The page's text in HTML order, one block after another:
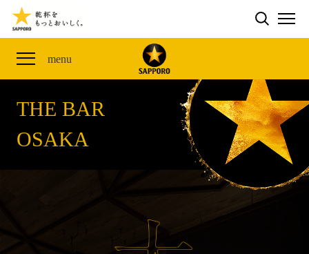
検索する
menu
THE PERFECT 黒ラベル WAGON 出展FES
THE PERFECT 黒ラベル WAGON -LIVE DRAFT-
ザ・パーフェクト黒ラベル アワード
「満天☆青空レストラン」コラボキャンペーン
山本由伸選手応援プロジェクト「GET A STAR
YOSHINOBU」
黒ラベル×『エヴァンゲリオン』30th Anniv.
サッポロ生ビール黒ラベル 『THE STAR JAM』
「丸くなるな、☆星になれ。」限定デザイン缶数量限
サッポロ生ビール黒ラベル
オカズデザインが提案する
ザ・パーフェクト黒ラベル
サッポロ生ビール黒ラベル THE BAR
ザ・パーフェクト黒ラベルが飲めるお店
CLUB 黒ラベル
THE BAR
OSAKA